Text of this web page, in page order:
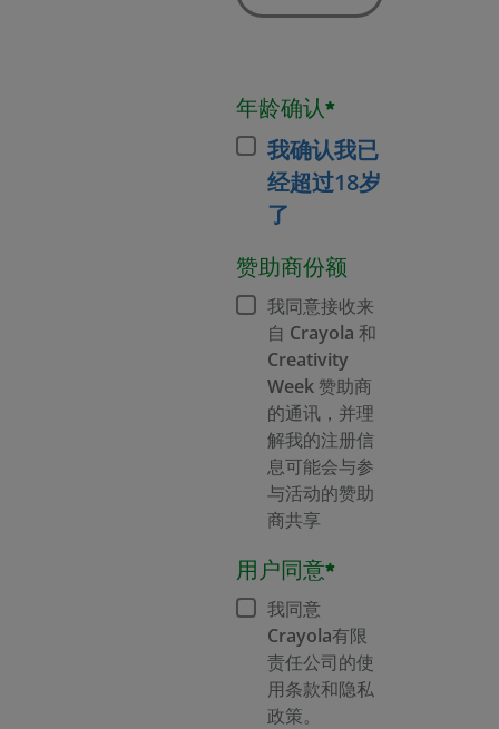
年龄确认*
我确认我已
经超过18岁
了
赞助商份额
我同意接收来
自 Crayola 和
Creativity
Week 赞助商
的通讯，并理
解我的注册信
息可能会与参
与活动的赞助
商共享
用户同意*
我同意
Crayola有限
责任公司的使
用条款和隐私
政策。